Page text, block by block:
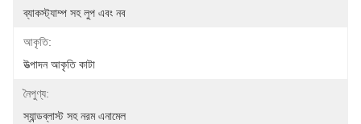
ব্যাকস্ট্যাম্প সহ লুপ এবং নব
আকৃতি:
উত্পাদন আকৃতি কাটা
নৈপুণ্য:
স্যান্ডব্লাস্ট সহ নরম এনামেল